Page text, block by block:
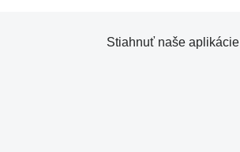
Stiahnuť naše aplikácie